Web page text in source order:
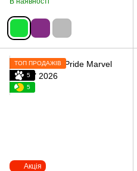
Акція
ТОП ПРОДАЖІВ
5
5